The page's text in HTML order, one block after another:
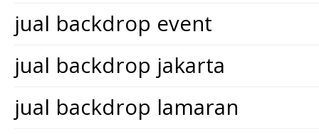
jual backdrop event
jual backdrop jakarta
jual backdrop lamaran